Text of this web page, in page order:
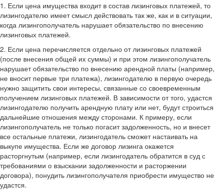
1. Если цена имущества входит в состав лизинговых платежей, то
лизингодателю имеет смысл действовать так же, как и в ситуации,
когда лизингополучатель нарушает обязательство по внесению
лизинговых платежей.
2. Если цена перечисляется отдельно от лизинговых платежей
(после внесения общей их суммы) и при этом лизингополучатель
нарушает обязательство по внесению арендной платы (например,
не вносит первые три платежа), лизингодателю в первую очередь
нужно защитить свои интересы, связанные со своевременным
получением лизинговых платежей. В зависимости от того, удастся
лизингодателю получить арендную плату или нет, будут строиться
дальнейшие отношения между сторонами. К примеру, если
лизингополучатель не только погасит задолженность, но и внесет
все остальные платежи, лизингодатель сможет настаивать на
выкупе имущества. Если же договор лизинга окажется
расторгнутым (например, если лизингодатель обратится в суд с
требованиями о взыскании задолженности и расторжении
договора), понудить лизингополучателя приобрести имущество не
удастся.